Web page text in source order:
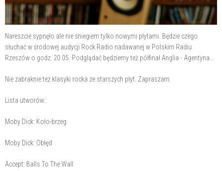
Nareszcie sypnęło ale nie śniegiem tylko nowymi płytami. Będzie czego
słuchać w środowej audycji Rock Radio nadawanej w Polskim Radiu
Rzeszów o godz. 20.05. Podglądać będziemy też półfinał Anglia - Agentyna...
Nie zabraknie też klasyki rocka ze starszych płyt. Zapraszam.
Lista utworów:
Moby Dick: Koło-brzeg
Moby Dick: Obłęd
Accept: Balls To The Wall